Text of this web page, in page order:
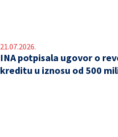
21.07.2026.
INA potpisala ugovor o
kreditu u iznosu od 500